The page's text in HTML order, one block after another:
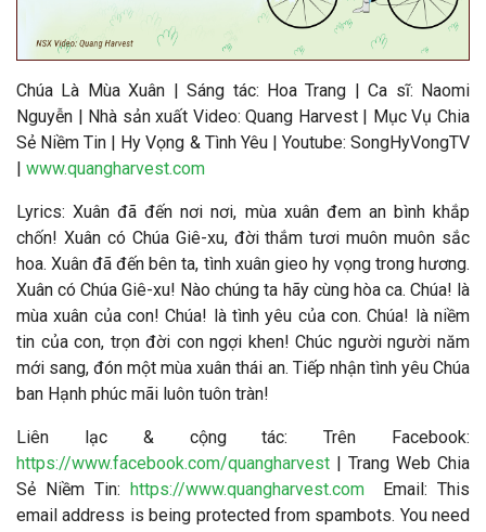
Chúa Là Mùa Xuân | Sáng tác: Hoa Trang | Ca sĩ: Naomi
Nguyễn | Nhà sản xuất Video: Quang Harvest | Mục Vụ Chia
Sẻ Niềm Tin | Hy Vọng & Tình Yêu | Youtube: SongHyVongTV
| www.quangharvest.com
Lyrics: Xuân đã đến nơi nơi, mùa xuân đem an bình khắp
chốn! Xuân có Chúa Giê-xu, đời thắm tươi muôn muôn sắc
hoa. Xuân đã đến bên ta, tình xuân gieo hy vọng trong hương.
Xuân có Chúa Giê-xu! Nào chúng ta hãy cùng hòa ca. Chúa! là
mùa xuân của con! Chúa! là tình yêu của con. Chúa! là niềm
tin của con, trọn đời con ngợi khen! Chúc người người năm
mới sang, đón một mùa xuân thái an. Tiếp nhận tình yêu Chúa
ban Hạnh phúc mãi luôn tuôn tràn!
Liên lạc & cộng tác: Trên Facebook:
https://www.facebook.com/quangharvest | Trang Web Chia
Sẻ Niềm Tin: https://www.quangharvest.comEmail: This
email address is being protected from spambots. You need